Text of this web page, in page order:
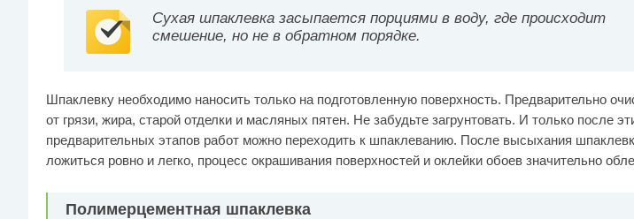
Сухая шпаклевка засыпается порциями в воду, где происходит
смешение, но не в обратном порядке.
Шпаклевку необходимо наносить только на подготовленную поверхность. Предварительно
от грязи, жира, старой отделки и масляных пятен. Не забудьте загрунтовать. И только после
предварительных этапов работ можно переходить к шпаклеванию. После высыхания
ложиться ровно и легко, процесс окрашивания поверхностей и оклейки обоев значительно
Полимерцементная шпаклевка